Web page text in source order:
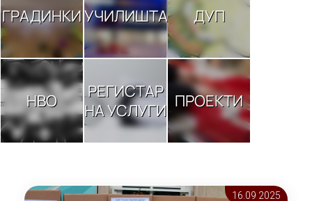
ГРАДИНКИУЧИЛИШТА ДУП
НВО
РЕГИСТАР
НА УСЛУГИ ПРОЕКТИ
16.09 2025